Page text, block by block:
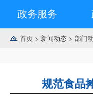
政务服务
首页 > 新闻动态 > 部门
规范食品